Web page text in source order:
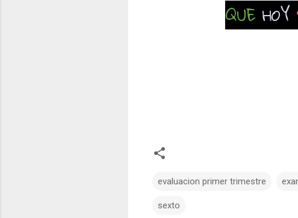
QUE HOY
evaluacion primer trimestre
sexto